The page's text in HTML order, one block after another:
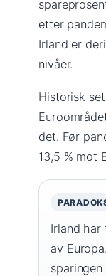
etter
Irland er
nivåer.
Historisk
det. Før
13,5 % mot
Irland har
av